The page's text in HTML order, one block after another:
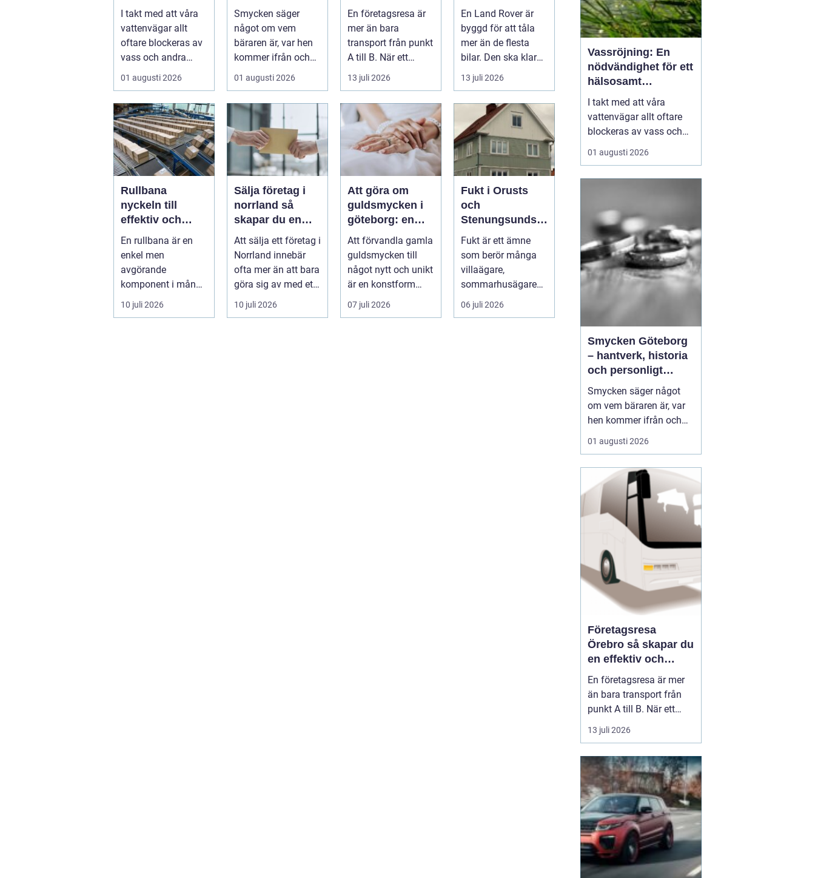
hälsosamt
vattenlandskap
I takt med att våra
vattenvägar allt
oftare blockeras av
vass och andra
vattenväxter...
01 augusti 2026
historia och
personligt
uttryck
Smycken säger
något om vem
bäraren är, var hen
kommer ifrån och
vad som &...
01 augusti 2026
effektiv och
minnesvärd resa
En företagsresa är
mer än bara
transport från punkt
A till B. När ett
företag planerar en
resa för m...
13 juli 2026
modern
klassiker
En Land Rover är
byggd för att tåla
mer än de flesta
bilar. Den ska klara
motorväg,
stadstrafik, gru...
13 juli 2026
Rullbana
nyckeln till
effektiv och
säker hantering
av gods
En rullbana är en
enkel men
avgörande
komponent i många
moderna
verksamheter. Den
10 juli 2026
Sälja företag i
norrland så
skapar du en
trygg affär från
start till mål
Att sälja ett företag i
Norrland innebär
ofta mer än att bara
göra sig av med ett
bolag. För många
ä...
10 juli 2026
Att göra om
guldsmycken i
göteborg: en
konst att förnya
det gamla
Att förvandla gamla
guldsmycken till
något nytt och unikt
är en konstform
som kombinerar
traditionel...
07 juli 2026
Fukt i Orusts
och
Stenungsunds
hus: Så
upptäcker och
åtgärdar du
problemet
Fukt är ett ämne
som berör många
villaägare,
sommarhusägare
och bosta...
06 juli 2026
Vassröjning: En
nödvändighet för ett
hälsosamt
vattenlandskap
I takt med att våra
vattenvägar allt oftare
blockeras av vass och
andra vattenväxter, ökar
också behovet av
praktiska lösningarna är
vass...
01 augusti 2026
Smycken Göteborg
– hantverk, historia
och personligt
uttryck
Smycken säger något
om vem bäraren är, var
hen kommer ifrån och
vad som är viktigt i livet.
I en stad som Göteborg,
hamnstadens råa
historia och moderna
kreativitet, blir smycken
ofta en...
01 augusti 2026
Företagsresa
Örebro så skapar du
en effektiv och
minnesvärd resa
En företagsresa är mer
än bara transport från
punkt A till B. När ett
företag planerar en resa
för medarbetare eller
att bygga relationer,
stärka varumärket och
använda tiden på resan
på ett klokt sätt. När
startpunkten är Örebr...
13 juli 2026